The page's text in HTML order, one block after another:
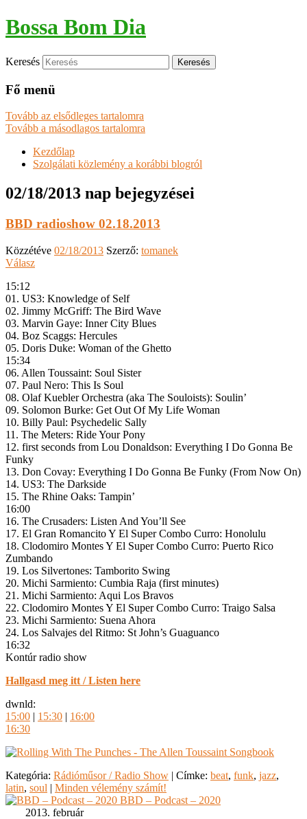
Bossa Bom Dia
Keresés
Fő menü
Tovább az elsődleges tartalomra
Tovább a másodlagos tartalomra
Kezdőlap
Szolgálati közlemény a korábbi blogról
02/18/2013 nap bejegyzései
BBD radioshow 02.18.2013
Közzétéve 02/18/2013 Szerző: tomanek
Válasz
15:12
01. US3: Knowledge of Self
02. Jimmy McGriff: The Bird Wave
03. Marvin Gaye: Inner City Blues
04. Boz Scaggs: Hercules
05. Doris Duke: Woman of the Ghetto
15:34
06. Allen Toussaint: Soul Sister
07. Paul Nero: This Is Soul
08. Olaf Kuebler Orchestra (aka The Souloists): Soulin’
09. Solomon Burke: Get Out Of My Life Woman
10. Billy Paul: Psychedelic Sally
11. The Meters: Ride Your Pony
12. first seconds from Lou Donaldson: Everything I Do Gonna Be
Funky
13. Don Covay: Everything I Do Gonna Be Funky (From Now On)
14. US3: The Darkside
15. The Rhine Oaks: Tampin’
16:00
16. The Crusaders: Listen And You’ll See
17. El Gran Romancito Y El Super Combo Curro: Honolulu
18. Clodomiro Montes Y El Super Combo Curro: Puerto Rico
Zumbando
19. Los Silvertones: Tamborito Swing
20. Michi Sarmiento: Cumbia Raja (first minutes)
21. Michi Sarmiento: Aqui Los Bravos
22. Clodomiro Montes Y El Super Combo Curro: Traigo Salsa
23. Michi Sarmiento: Suena Ahora
24. Los Salvajes del Ritmo: St John’s Guaguanco
16:32
Kontúr radio show
Hallgasd meg itt / Listen here
dwnld:
15:00 | 15:30 | 16:00
16:30
Kategória: Rádióműsor / Radio Show | Címke: beat, funk, jazz,
latin, soul | Minden vélemény számít!
BBD – Podcast – 2020
2013. február